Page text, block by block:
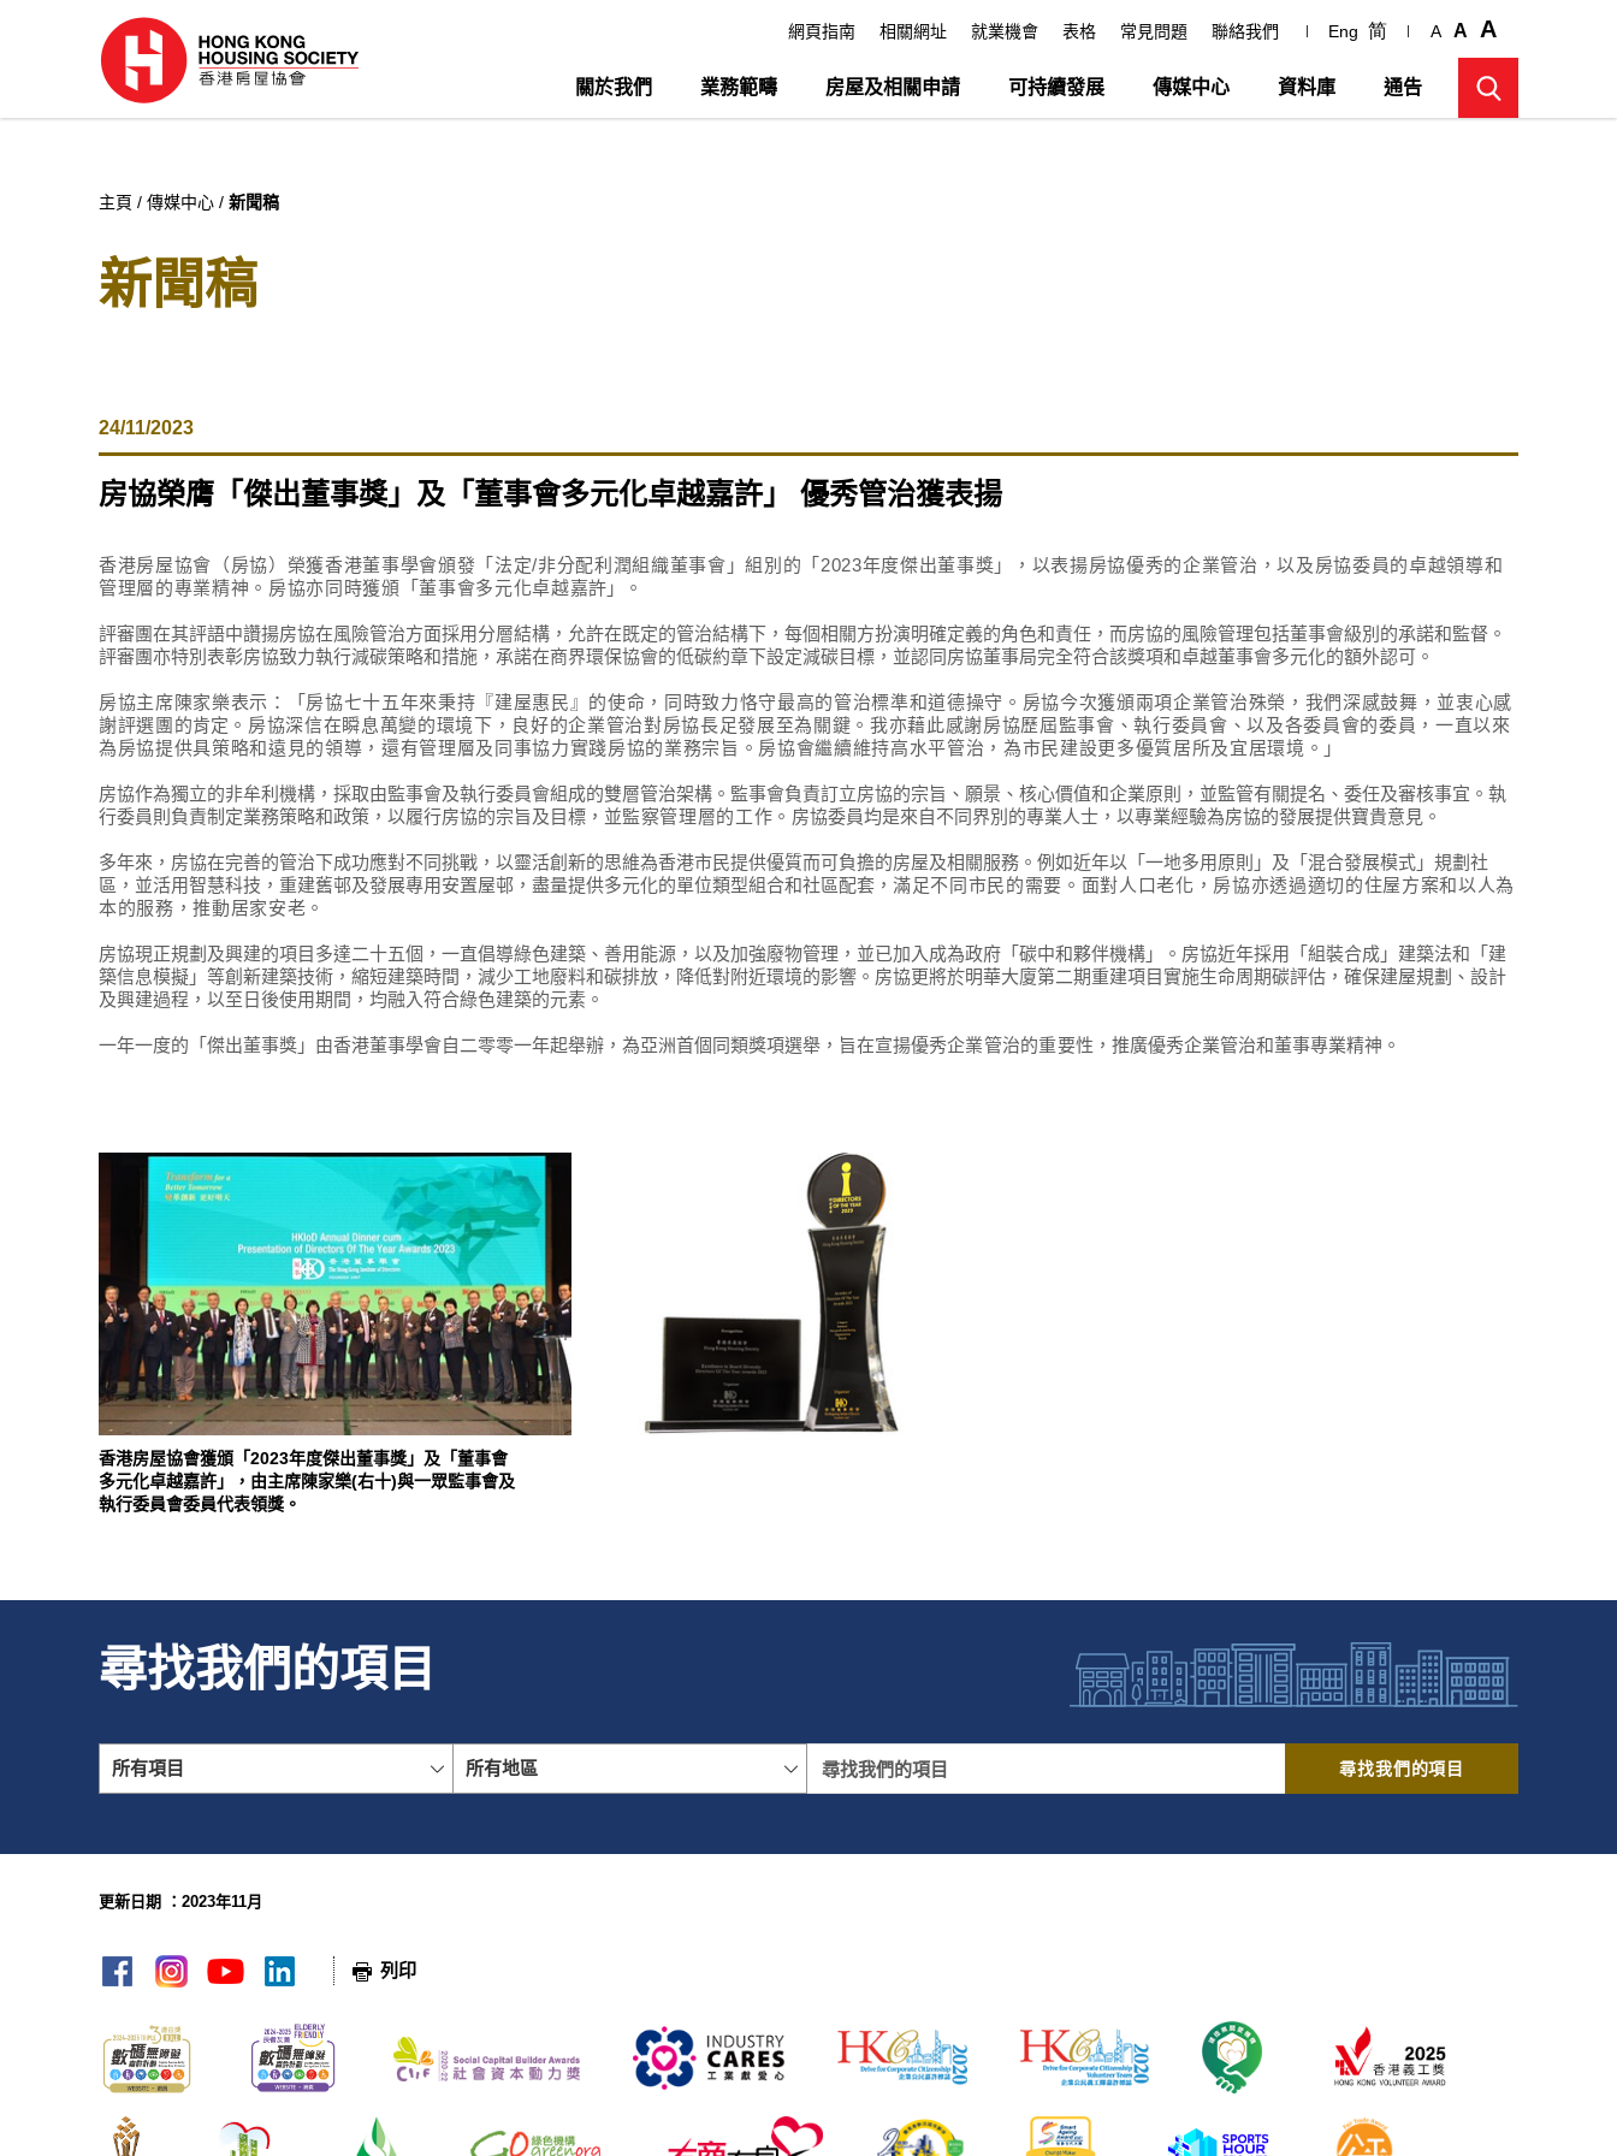
網頁指南 相關網址 就業機會 表格 常見問題 聯絡我們 Eng 简 A A A
關於我們 業務範疇 房屋及相關申請 可持續發展 傳媒中心 資料庫 通告
主頁 傳媒中心 新聞稿
新聞稿
24/11/2023
房協榮膺「傑出董事獎」及「董事會多元化卓越嘉許」 優秀管治獲表揚
香港房屋協會（房協）榮獲香港董事學會頒發「法定/非分配利潤組織董事會」組別的「 2023年度傑出董事獎」，以表揚房協優秀的企業管治，以及房協委員的卓越領導和
管理層的專業精神。房協亦同時獲頒「董事會多元化卓越嘉許」 。
評審團在其評語中讚揚房協在風險管治方面採用分層結構，允許在既定的管治結構下，每個相關方扮演明確定義的角色和責任，而房協的風險管理包括董事會級別的承諾和監督。
評審團亦特別表彰房協致力執行減碳策略和措施，承諾在商界環保協會的低碳約章下設定減碳目標，並認同房協董事局完全符合該獎項和卓越董事會多元化的額外認可。
房協主席陳家樂表示：「房協七十五年來秉持『建屋惠民』的使命，同時致力恪守最高的管治標準和道德操守。房協今次獲頒兩項企業管治殊榮，我們深感鼓舞，並衷心感
謝評選團的肯定 。房協深信在瞬息萬變的環境下，良好的企業管治對房協長足發展至為關鍵。我亦藉此感謝房協歷屆監事會、執行委員會、以及各委員會的委員，一直以來
為房協提供具策略和遠見的領導，還有管理層及同事協力實踐房協的業務宗旨。房協會繼續維持高水平管治，為市民建設更多優質居所及宜居環境。」
房協作為獨立的非牟利機構，採取由監事會及執行委員會組成的雙層管治架構。監事會負責訂立房協的宗旨、願景、核心價值和企業原則，並監管有關提名、委任及審核事宜。執
行委員則負責制定業務策略和政策，以履行房協的宗旨及目標，並監察管理層的工作。 房協委員均是來自不同界別的專業人士，以專業經驗為房協的發展提供寶貴意見。
多年來，房協在完善的管治下成功應對不同挑戰，以靈活創新的思維為香港市民提供優質而可負擔的房屋及相關服務。例如近年以「一地多用原則」及「混合發展模式」規劃社
區，並活用智慧科技，重建舊邨及發展專用安置屋邨，盡量提供多元化的單位類型組合和社區配套， 滿足不同市民的需要。面對人口老化，房協亦透過適切的住屋方案和以人為
本的服務，推動居家安老。
房協現正規劃及興建的項目多達二十五個，一直倡導綠色建築、善用能源，以及加強廢物管理，並已加入成為政府「碳中和夥伴機構」。房協近年採用「組裝合成」建築法和「建
築信息模擬」等創新建築技術，縮短建築時間，減少工地廢料和碳排放，降低對附近環境的影響。房協更將於明華大廈第二期重建項目實施生命周期碳評估，確保建屋規劃、設計
及興建過程，以至日後使用期間，均融入符合綠色建築的元素。
一年一度的「傑出董事獎」由香港董事學會自二零零一年起舉辦， 為亞洲首個同類獎項選舉， 旨在宣揚優秀企業管治的重要性，推廣優秀企業管治和董事專業精神。
香港房屋協會獲頒「2023年度傑出董事獎」及「董事會
多元化卓越嘉許」，由主席陳家樂(右十)與一眾監事會及
執行委員會委員代表領獎。
尋找我們的項目
所有項目 所有地區 尋找我們的項目
更新日期 ：2023年11月
列印